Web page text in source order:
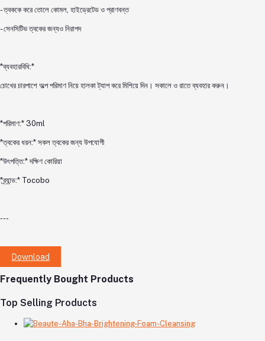
- ত্বককে করে তোলে কোমল, হাইড্রেটেড ও প্রাণবন্ত
- সেনসিটিভ ত্বকের জন্যও নিরাপদ
*ব্যবহারবিধি:*
চোখের চারপাশে অল্প পরিমাণ নিয়ে হালকা ট্যাপ করে মিশিয়ে দিন। সকালে ও রাতে ব্যবহার করুন।
*পরিমাণ:* 30ml
*ত্বকের ধরন:* সকল ত্বকের জন্য উপযোগী
*উৎপত্তি:* দক্ষিণ কোরিয়া
*ব্র্যান্ড:* Tocobo
---
Download
Frequently Bought Products
Top Selling Products